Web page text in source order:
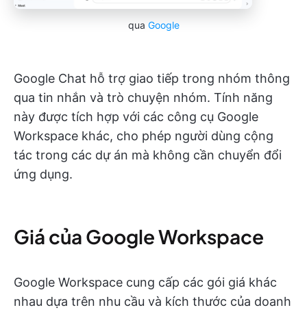
qua Google
Google Chat hỗ trợ giao tiếp trong nhóm thông
qua tin nhắn và trò chuyện nhóm. Tính năng
này được tích hợp với các công cụ Google
Workspace khác, cho phép người dùng cộng
tác trong các dự án mà không cần chuyển đổi
ứng dụng.
Giá của Google Workspace
Google Workspace cung cấp các gói giá khác
nhau dựa trên nhu cầu và kích thước của doanh